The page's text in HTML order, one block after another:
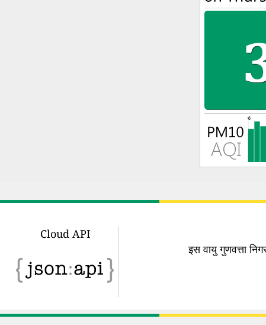
Cloud API
इस वायु गुणवत्ता